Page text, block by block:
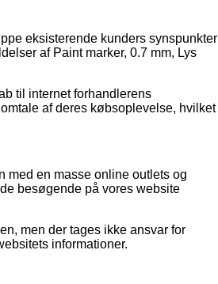
eksisterende kunders synspunkter
af Paint marker, 0.7 mm, Lys
til internet forhandlerens
af deres købsoplevelse, hvilket
med en masse online outlets og
besøgende på vores website
men der tages ikke ansvar for
informationer.